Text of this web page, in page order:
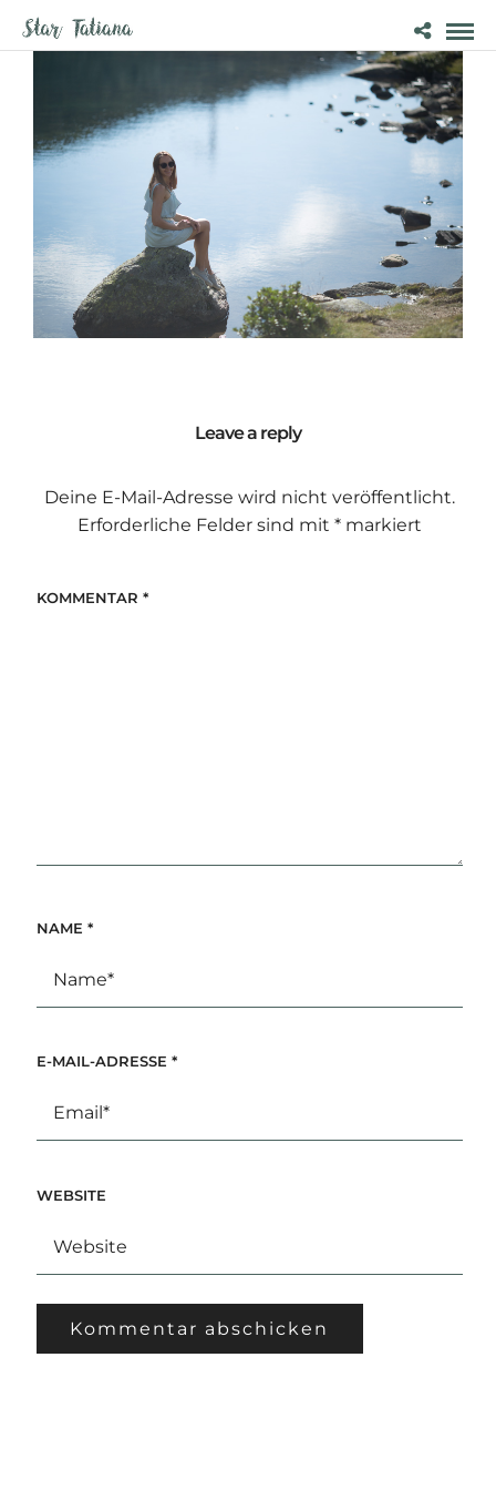
Leave a reply
Deine E-Mail-Adresse wird nicht veröffentlicht.
Erforderliche Felder sind mit *markiert
KOMMENTAR *
NAME *
E-MAIL-ADRESSE *
WEBSITE